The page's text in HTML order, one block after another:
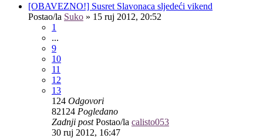
[OBAVEZNO!] Susret Slavonaca sljedeći vikend
Postao/la Suko » 15 ruj 2012, 20:52
1
...
9
10
11
12
13
124 Odgovori
82124 Pogledano
Zadnji postPostao/la calisto053
30 ruj 2012, 16:47